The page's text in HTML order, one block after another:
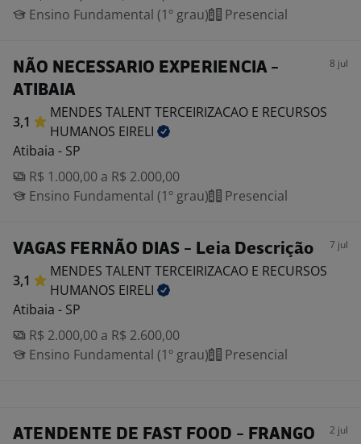
Ensino Fundamental (1º grau)
Presencial
NÃO NECESSARIO EXPERIENCIA -
ATIBAIA
8 jul
3,1
MENDES TALENT TERCEIRIZACAO E RECURSOS
HUMANOS EIRELI
Atibaia - SP
R$ 1.000,00 a R$ 2.000,00
Ensino Fundamental (1º grau)
Presencial
VAGAS FERNÃO DIAS - Leia Descrição 7 jul
3,1
MENDES TALENT TERCEIRIZACAO E RECURSOS
HUMANOS EIRELI
Atibaia - SP
R$ 2.000,00 a R$ 2.600,00
Ensino Fundamental (1º grau)
Presencial
ATENDENTE DE FAST FOOD - FRANGO
2 jul